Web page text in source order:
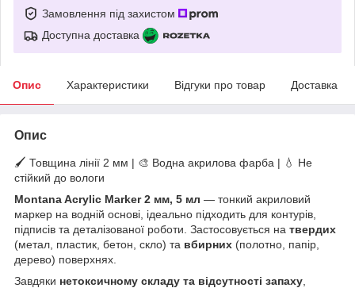
Замовлення під захистом
Доступна доставка
Опис Характеристики Відгуки про товар Доставка
Опис
🖌️ Товщина лінії 2 мм | 🎨 Водна акрилова фарба | 💧 Не
стійкий до вологи
Montana Acrylic Marker 2 мм, 5 мл — тонкий акриловий
маркер на водній основі, ідеально підходить для контурів,
підписів та деталізованої роботи. Застосовується на твердих
(метал, пластик, бетон, скло) та вбирних (полотно, папір,
дерево) поверхнях.
Завдяки нетоксичному складу та відсутності запаху